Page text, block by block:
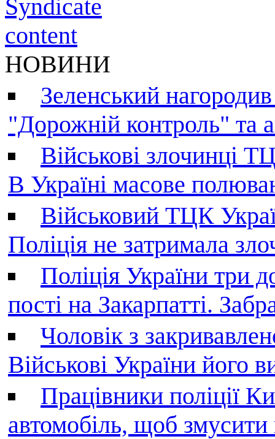
НОВИНИ
Зеленський
"Дорожній контроль" та
Військові злочинці
В Україні масове
Військовий ТЦК
Поліція не затримала
Поліція України три
пості на Закарпатті.
Чоловік з
Військові України його
Працівники поліції
автомобіль, щоб